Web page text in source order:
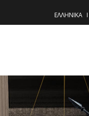
ΕΛΛΗΝΙΚΑ